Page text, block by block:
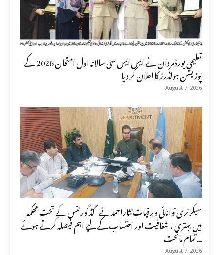
تعلیمی بورڈ مردان نے ایس ایس سی سالانہ اول امتحان 2026 کے
پوزیشن ہولڈرز کا اعلان کر دیا
August 7, 2026
سیکرٹری توانائی وبرقیات نثاراحمد نے گڈ گورننس کے تحت محکمہ
میں بہتری ، شفافیت اور احتساب کے لیے اہم فیصلہ کرتے ہوئے
تمام ماتحت...
August 7, 2026